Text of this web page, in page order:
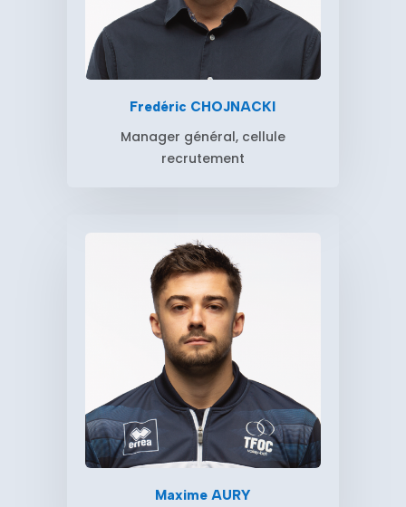
Fredéric CHOJNACKI
Manager général, cellule
recrutement
Maxime AURY